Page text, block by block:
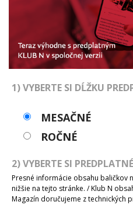
1) VYBERTE SI DĹŽKU
MESAČNÉ
ROČNÉ
2) VYBERTE SI PREDPLATNÉ
Presné informácie obsahu baličkov
nižšie na tejto stránke. / Klub N
Magazín doručujeme z technických